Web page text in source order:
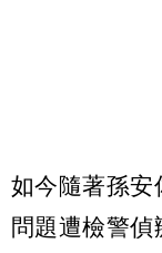
如今隨著孫安
問題遭檢警